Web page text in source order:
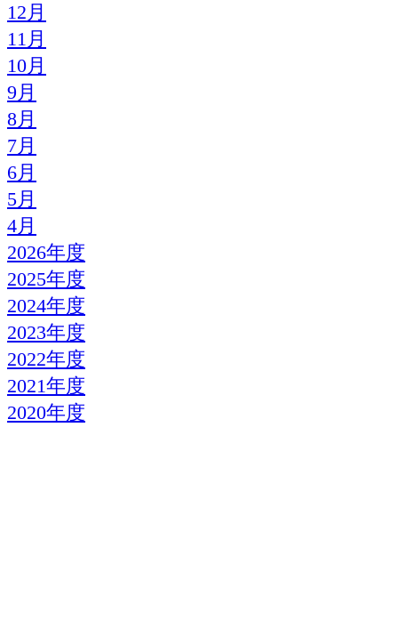
12月
11月
10月
9月
8月
7月
6月
5月
4月
2026年度
2025年度
2024年度
2023年度
2022年度
2021年度
2020年度